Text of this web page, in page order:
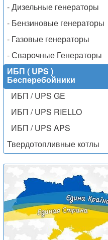
- Дизельные генераторы
- Бензиновые генераторы
- Газовые генераторы
- Сварочные Генераторы
ИБП ( UPS )
Бесперебойники
ИБП / UPS GE
ИБП / UPS RIELLO
ИБП / UPS APS
Твердотопливные котлы